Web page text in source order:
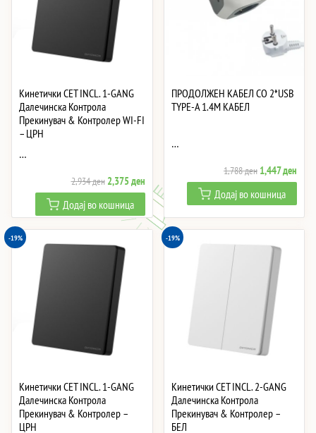
Кинетички СЕТ INCL. 1-GANG
Далечинска Контрола
Прекинувач & Контролер WI-FI
– ЦРН
…
2,934ден Original
price
was:
2,934 ден.
2,375денCurrent
price
is:
2,375 ден.
Додај во кошница
ПРОДОЛЖЕН КАБЕЛ СО 2*USB
TYPE-A 1.4M КАБЕЛ
…
1,788ден Original
price
was:
1,788 ден.
1,447ден
price
is:
Додај во кошница
-19%
Кинетички СЕТ INCL. 1-GANG
Далечинска Контрола
Прекинувач & Контролер –
ЦРН
-19%
Кинетички СЕТ INCL. 2-GANG
Далечинска Контрола
Прекинувач & Контролер –
БЕЛ